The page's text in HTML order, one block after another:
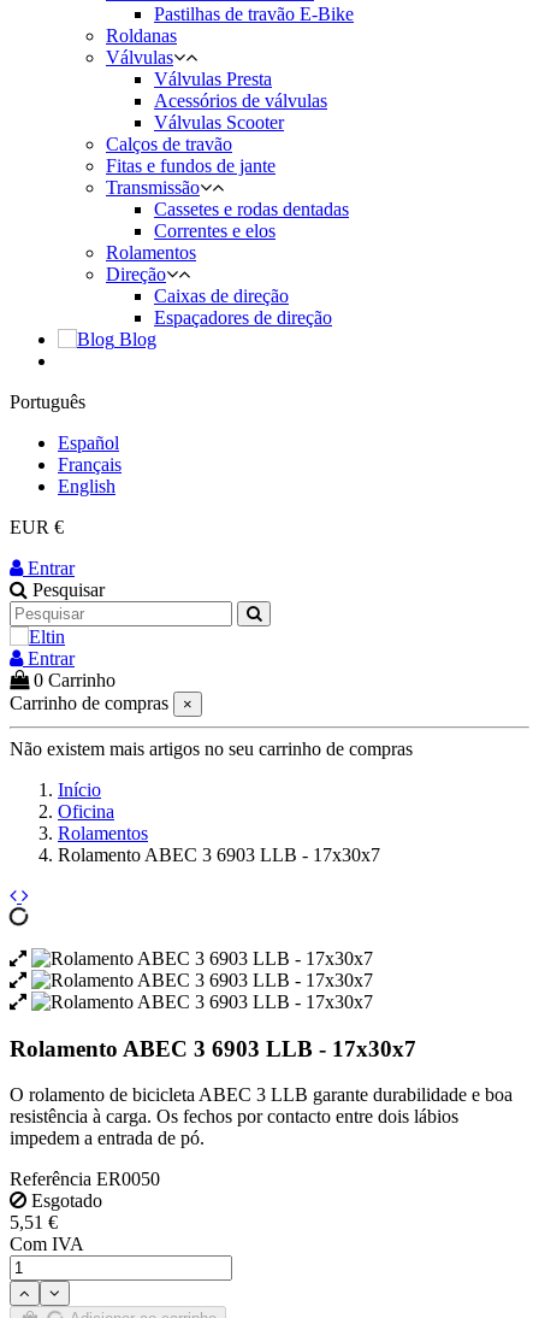
Pastilhas de travão E-Bike
Roldanas
Válvulas
Válvulas Presta
Acessórios de válvulas
Válvulas Scooter
Calços de travão
Fitas e fundos de jante
Transmissão
Cassetes e rodas dentadas
Correntes e elos
Rolamentos
Direção
Caixas de direção
Espaçadores de direção
Blog
Português
Español
Français
English
EUR €
Entrar
Pesquisar
Entrar
0 Carrinho
Carrinho de compras
×
Não existem mais artigos no seu carrinho de compras
Início
Oficina
Rolamentos
Rolamento ABEC 3 6903 LLB - 17x30x7
Rolamento ABEC 3 6903 LLB - 17x30x7
O rolamento de bicicleta ABEC 3 LLB garante durabilidade e boa
resistência à carga. Os fechos por contacto entre dois lábios
impedem a entrada de pó.
Referência ER0050
Esgotado
5,51 €
Com IVA